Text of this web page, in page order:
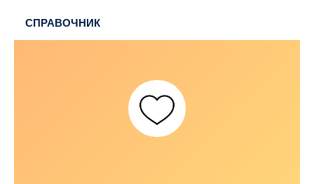
СПРАВОЧНИК